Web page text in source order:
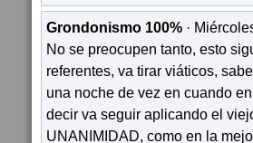
Grondonismo 100% ·
No se preocupen tanto, esto
referentes, va tirar viáticos,
una noche de vez en cuando
decir va seguir aplicando el
UNANIMIDAD, como en la